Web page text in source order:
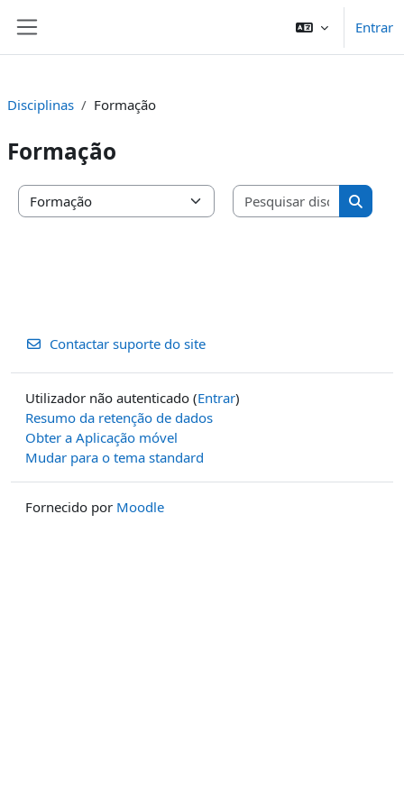
Entrar
Disciplinas Formação
Formação
Categorias de disciplinas
Contactar suporte do site
Utilizador não autenticado (Entrar)
Resumo da retenção de dados
Obter a Aplicação móvel
Mudar para o tema standard
Fornecido por Moodle